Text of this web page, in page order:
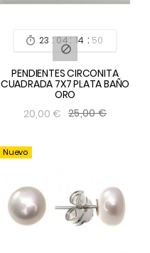
 23 : 04: 14 : 49

PENDIENTES CIRCONITA
CUADRADA 7X7 PLATA BAÑO
ORO
20,00 € 25,00 €
Nuevo